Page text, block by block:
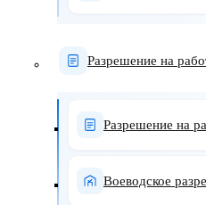
Разрешение на
Разрешение на
Воеводское